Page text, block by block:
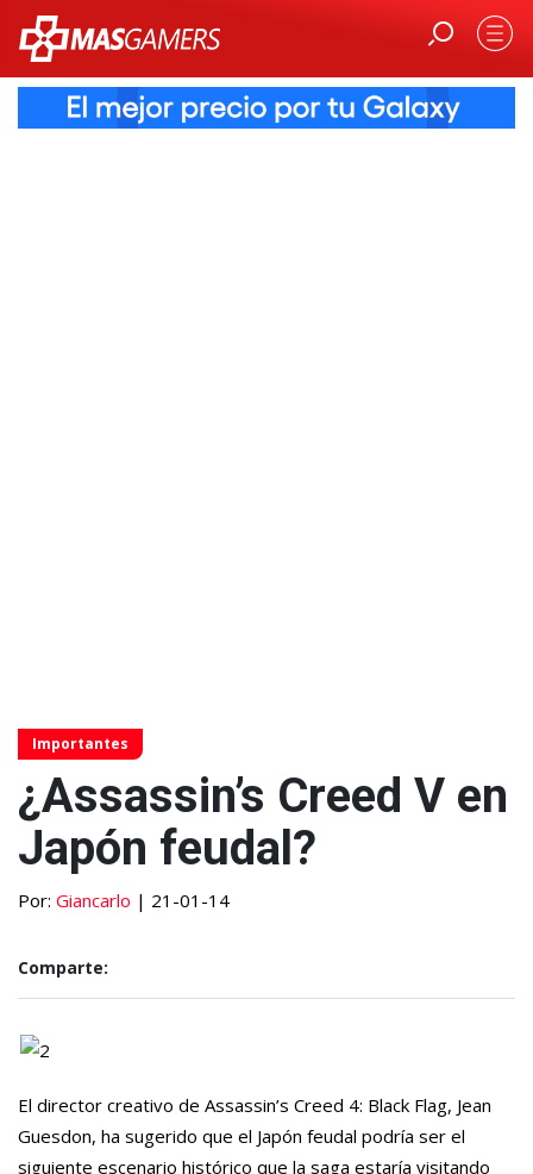
Importantes
¿Assassin’s Creed V en
Japón feudal?
Por: Giancarlo | 21-01-14
Comparte:
El director creativo de Assassin’s Creed 4: Black Flag, Jean
Guesdon, ha sugerido que el Japón feudal podría ser el
siguiente escenario histórico que la saga estaría visitando